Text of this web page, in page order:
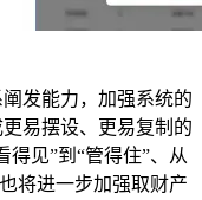
发能力，加强系统的
易摆设、更易复制的
见”到“管得住”、从
将进一步加强取财产